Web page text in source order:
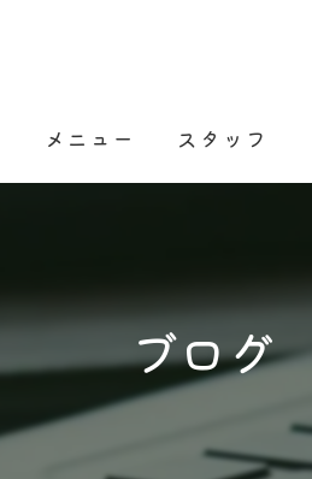
メニュー スタッフ
ブログ